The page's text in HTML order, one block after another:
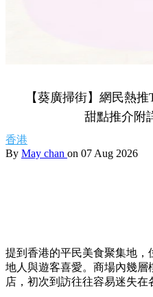
【葵廣掃街】網民熱
甜點推介附
香港
By May chan on 07 Aug 2026
提到香港的平民美食聚集地
地人與遊客喜愛。商場內幾
店，初次到訪往往容易迷失在